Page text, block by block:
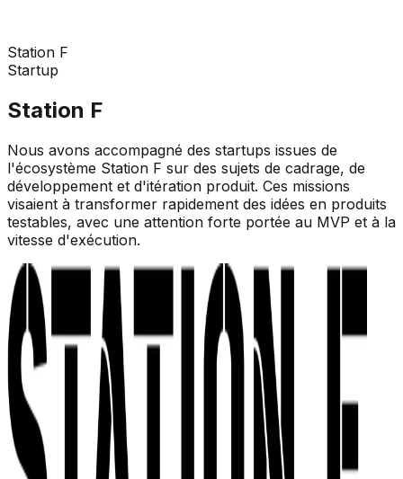
Station F
Startup
Station F
Nous avons accompagné des startups issues de
l'écosystème Station F sur des sujets de cadrage, de
développement et d'itération produit. Ces missions
visaient à transformer rapidement des idées en produits
testables, avec une attention forte portée au MVP et à la
vitesse d'exécution.